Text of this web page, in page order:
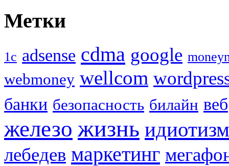
Метки
1с adsense cdma google
webmoney wellcom
банки безопасность билайн веб
железо жизнь идиотизм
лебедев маркетинг